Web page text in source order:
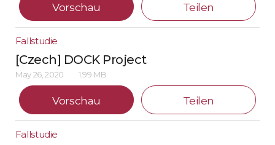
Vorschau Teilen
Fallstudie
[Czech] DOCK Project
May 26, 2020 1.99 MB
Vorschau Teilen
Fallstudie